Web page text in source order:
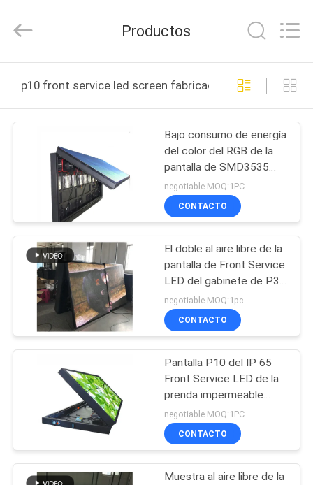
HOGAR
PRODUCTOS
SHOW
SOBRE
NOSOTROS
VIAJE
LA
FÁBRICA
CONTROL
CALIDAD
Display
Co.,Ltd.
Reserved.
Productos
p10 front service led screen fabricación en línea
Bajo consumo de energía
del color del RGB de la
pantalla de SMD3535
P10 Front Service LED
negotiable MOQ:1PC
CONTACTO
El doble al aire libre de la
pantalla de Front Service
LED del gabinete de P3
P4 P5 P8 P10 echó a un
lado
negotiable MOQ:1pc
CONTACTO
Pantalla P10 del IP 65
Front Service LED de la
prenda impermeable
100000 horas de vida
laboral
negotiable MOQ:1PC
CONTACTO
Muestra al aire libre de la